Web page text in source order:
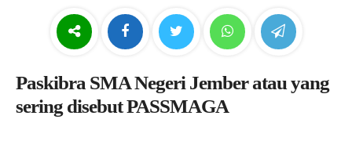
Paskibra SMA Negeri Jember atau yang
sering disebut PASSMAGA